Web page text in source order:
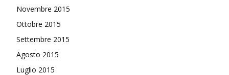
Novembre 2015
Ottobre 2015
Settembre 2015
Agosto 2015
Luglio 2015